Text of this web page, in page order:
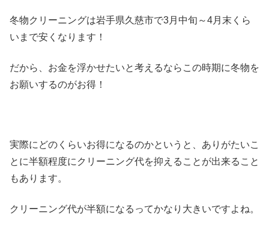
冬物クリーニングは岩手県久慈市で3月中旬～4月末くら
いまで安くなります！
だから、お金を浮かせたいと考えるならこの時期に冬物を
お願いするのがお得！
実際にどのくらいお得になるのかというと、ありがたいこ
とに半額程度にクリーニング代を抑えることが出来ること
もあります。
クリーニング代が半額になるってかなり大きいですよね。